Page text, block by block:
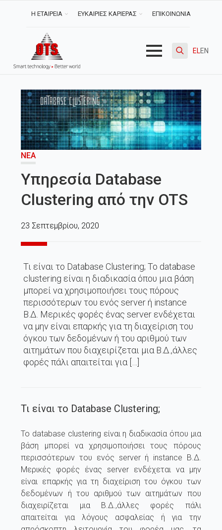
Η ΕΤΑΙΡΕΙΑ ΕΥΚΑΙΡΙΕΣ ΚΑΡΙΕΡΑΣ ΕΠΙΚΟΙΝΩΝΙΑ
ELEN
ΝΈΑ
Υπηρεσία Database
Clustering από την OTS
23 Σεπτεμβρίου, 2020
Τι είναι το Database Clustering; Το database
clustering είναι η διαδικασία όπου μια βάση
μπορεί να χρησιμοποιήσει τους πόρους
περισσότερων του ενός server ή instance
Β.Δ. Μερικές φορές ένας server ενδέχεται
να μην είναι επαρκής για τη διαχείριση του
όγκου των δεδομένων ή του αριθμού των
αιτημάτων που διαχειρίζεται μια Β.Δ.,άλλες
φορές πάλι απαιτείται για […]
Τι είναι το Database Clustering;
Το database clustering είναι η διαδικασία όπου μια
βάση μπορεί να χρησιμοποιήσει τους πόρους
περισσότερων του ενός server ή instance Β.Δ.
Μερικές φορές ένας server ενδέχεται να μην
είναι επαρκής για τη διαχείριση του όγκου των
δεδομένων ή του αριθμού των αιτημάτων που
διαχειρίζεται μια Β.Δ.,άλλες φορές πάλι
απαιτείται για λόγους ασφαλείας ή για την